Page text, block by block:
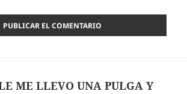
ME LLEVO UNA PULGA Y